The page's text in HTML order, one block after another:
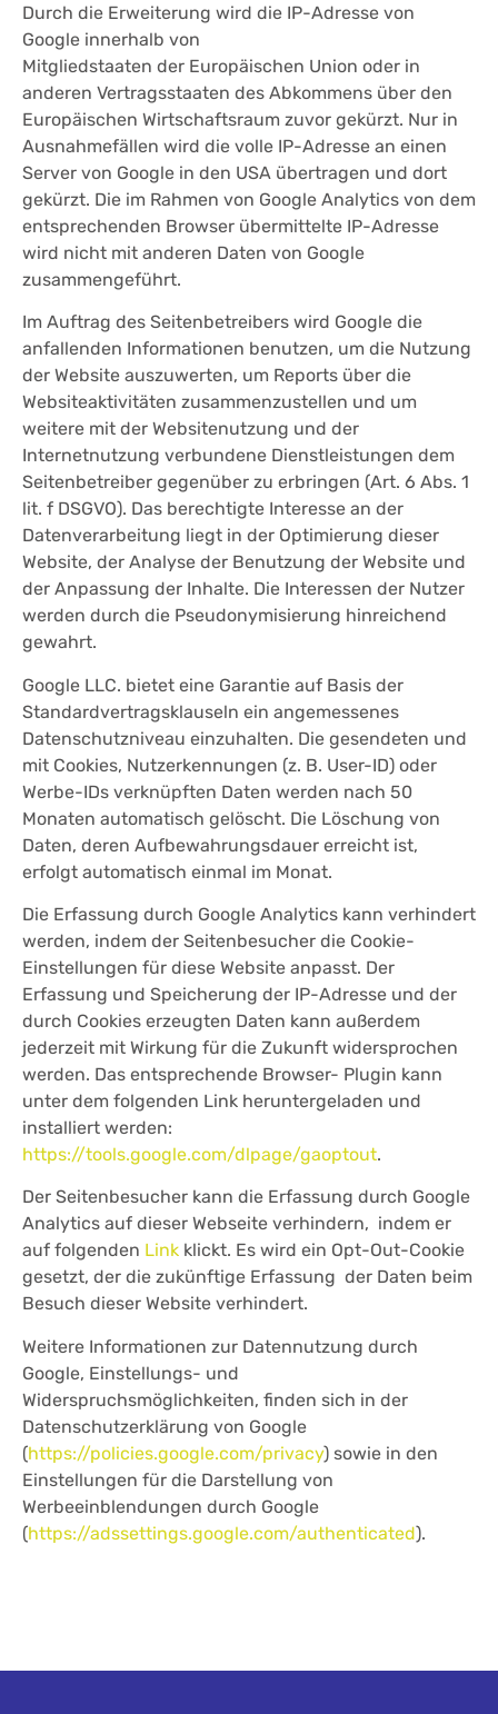
Durch die Erweiterung wird die IP-Adresse von
Google innerhalb von
Mitgliedstaaten der Europäischen Union oder in
anderen Vertragsstaaten des Abkommens über den
Europäischen Wirtschaftsraum zuvor gekürzt. Nur in
Ausnahmefällen wird die volle IP-Adresse an einen
Server von Google in den USA übertragen und dort
gekürzt. Die im Rahmen von Google Analytics von dem
entsprechenden Browser übermittelte IP-Adresse
wird nicht mit anderen Daten von Google
zusammengeführt.
Im Auftrag des Seitenbetreibers wird Google die
anfallenden Informationen benutzen, um die Nutzung
der Website auszuwerten, um Reports über die
Websiteaktivitäten zusammenzustellen und um
weitere mit der Websitenutzung und der
Internetnutzung verbundene Dienstleistungen dem
Seitenbetreiber gegenüber zu erbringen (Art. 6 Abs. 1
lit. f DSGVO). Das berechtigte Interesse an der
Datenverarbeitung liegt in der Optimierung dieser
Website, der Analyse der Benutzung der Website und
der Anpassung der Inhalte. Die Interessen der Nutzer
werden durch die Pseudonymisierung hinreichend
gewahrt.
Google LLC. bietet eine Garantie auf Basis der
Standardvertragsklauseln ein angemessenes
Datenschutzniveau einzuhalten. Die gesendeten und
mit Cookies, Nutzerkennungen (z. B. User-ID) oder
Werbe-IDs verknüpften Daten werden nach 50
Monaten automatisch gelöscht. Die Löschung von
Daten, deren Aufbewahrungsdauer erreicht ist,
erfolgt automatisch einmal im Monat.
Die Erfassung durch Google Analytics kann verhindert
werden, indem der Seitenbesucher die Cookie-
Einstellungen für diese Website anpasst. Der
Erfassung und Speicherung der IP-Adresse und der
durch Cookies erzeugten Daten kann außerdem
jederzeit mit Wirkung für die Zukunft widersprochen
werden. Das entsprechende Browser- Plugin kann
unter dem folgenden Link heruntergeladen und
installiert werden:
https://tools.google.com/dlpage/gaoptout.
Der Seitenbesucher kann die Erfassung durch Google
Analytics auf dieser Webseite verhindern, indem er
auf folgenden Link klickt. Es wird ein Opt-Out-Cookie
gesetzt, der die zukünftige Erfassung der Daten beim
Besuch dieser Website verhindert.
Weitere Informationen zur Datennutzung durch
Google, Einstellungs- und
Widerspruchsmöglichkeiten, finden sich in der
Datenschutzerklärung von Google
(https://policies.google.com/privacy) sowie in den
Einstellungen für die Darstellung von
Werbeeinblendungen durch Google
(https://adssettings.google.com/authenticated).